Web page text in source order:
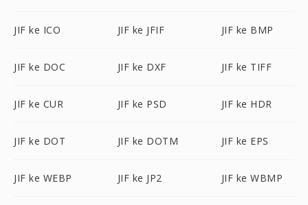
JIF ke ICO JIF ke JFIF JIF ke BMP
JIF ke DOC JIF ke DXF JIF ke TIFF
JIF ke CUR JIF ke PSD JIF ke HDR
JIF ke DOT JIF ke DOTM JIF ke EPS
JIF ke WEBP JIF ke JP2 JIF ke WBMP